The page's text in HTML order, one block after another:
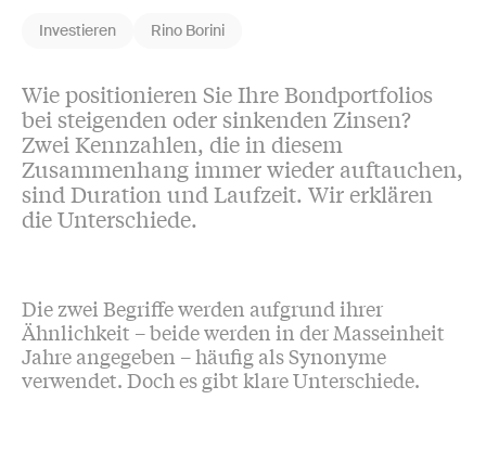
Investieren Rino Borini
Wie positionieren Sie Ihre Bondportfolios
bei steigenden oder sinkenden Zinsen?
Zwei Kennzahlen, die in diesem
Zusammenhang immer wieder auftauchen,
sind Duration und Laufzeit. Wir erklären
die Unterschiede.
Die zwei Begriffe werden aufgrund ihrer
Ähnlichkeit – beide werden in der Masseinheit
Jahre angegeben – häufig als Synonyme
verwendet. Doch es gibt klare Unterschiede.